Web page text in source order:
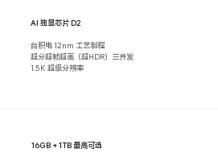
台积电 12nm 工艺制程
超分超帧超画（超HDR）三并发
1.5K 超级分辨率
AI 独显芯片 D2
16GB + 1TB 最高可选